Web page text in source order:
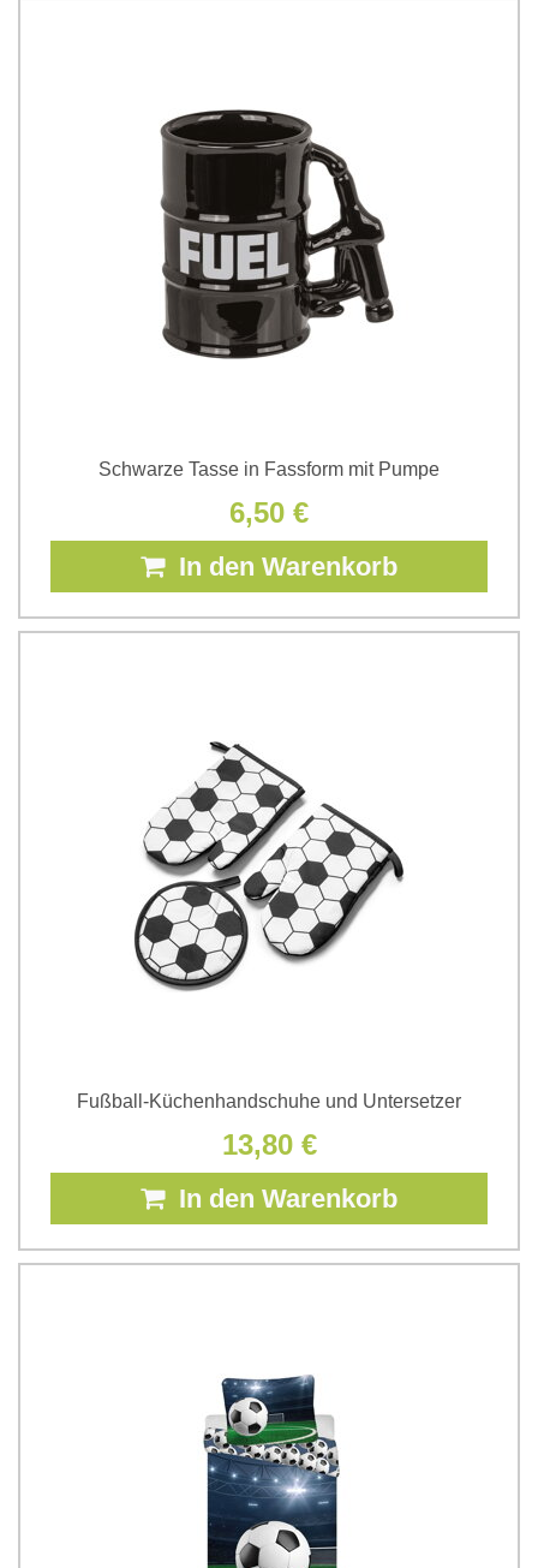
Schwarze Tasse in Fassform mit Pumpe
6,50 €
In den Warenkorb
Fußball-Küchenhandschuhe und Untersetzer
13,80 €
In den Warenkorb